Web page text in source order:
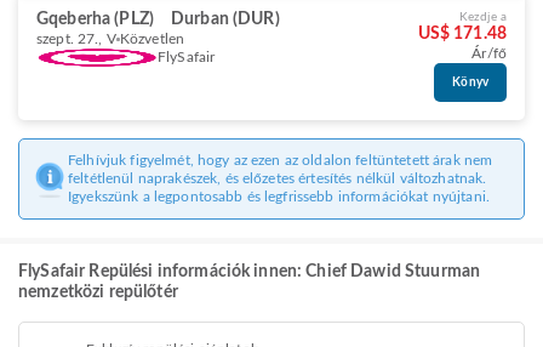
Gqeberha (PLZ) Durban (DUR)
szept. 27., V Közvetlen
FlySafair
Kezdje a
US$ 171.48
Ár/fő
Könyv
Felhívjuk figyelmét, hogy az ezen az oldalon feltüntetett árak nem
feltétlenül naprakészek, és előzetes értesítés nélkül változhatnak.
Igyekszünk a legpontosabb és legfrissebb információkat nyújtani.
FlySafair Repülési információk innen: Chief Dawid Stuurman
nemzetközi repülőtér